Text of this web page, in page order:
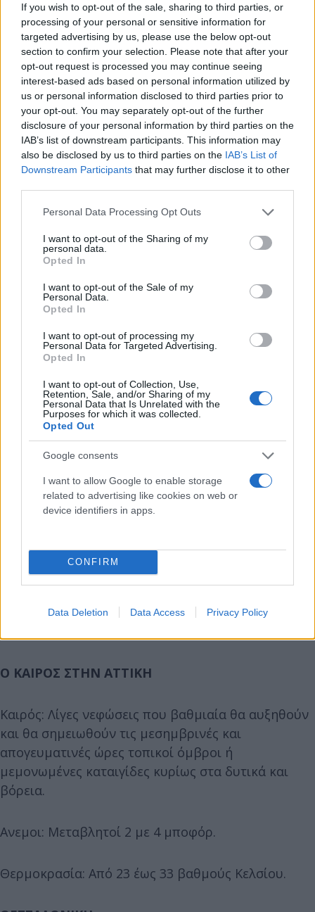
If you wish to opt-out of the sale, sharing to third parties, or
processing of your personal or sensitive information for
targeted advertising by us, please use the below opt-out
section to confirm your selection. Please note that after your
opt-out request is processed you may continue seeing
interest-based ads based on personal information utilized by
us or personal information disclosed to third parties prior to
your opt-out. You may separately opt-out of the further
disclosure of your personal information by third parties on the
IAB’s list of downstream participants. This information may
also be disclosed by us to third parties on the IAB’s List of
Downstream Participants that may further disclose it to other
Please note that this website/app uses one or more Google
not limited to your visit or usage behaviour. You may click to
grant or deny consent to Google and its third-party tags to
use your data for below specified purposes in below Google
consent section.
Personal Data Processing Opt Outs
I want to opt-out of the Sharing of my
personal data.
Opted In
I want to opt-out of the Sale of my
Personal Data.
Opted In
I want to opt-out of processing my
Personal Data for Targeted Advertising.
Opted In
I want to opt-out of Collection, Use,
Retention, Sale, and/or Sharing of my
Personal Data that Is Unrelated with the
Purposes for which it was collected.
Opted Out
Google consents
I want to allow Google to enable storage
related to advertising like cookies on web or
device identifiers in apps.
CONFIRM
Data Deletion Data Access Privacy Policy
Θερμοκρασία: Από 23 έως 33 βαθμούς Κελσίου.
ΚΥΚΛΑΔΕΣ, ΚΡΗΤΗ
Καιρός: Λίγες νεφώσεις οι οποίες στην Κρήτη τις
μεσημβρινές απογευματινές ώρες θα αυξηθούν και
θα σημειωθούν στα ορεινά τοπικοί όμβροι.
Θερμοκρασία: Από 24 έως 31 βαθμούς Κελσίου.
ΝΗΣΙΑ ΑΝΑΤΟΛΙΚΟΥ ΑΙΓΑΙΟΥ - ΔΩΔΕΚΑΝΗΣΑ
Ανεμοι: Βόρειοι βορειοδυτικοί 3 με 5 και στα νότια
δυτικοί 3 με 4 μποφόρ.
Θερμοκρασία: Από 24 έως 31 βαθμούς Κελσίου.
Καιρός: Λίγες νεφώσεις που βαθμιαία θα αυξηθούν
Το βράδυ τα φαινόμενα θα σταματήσουν.
Ανεμοι: Βόρειοι 3 με 4 μποφόρ.
Ο ΚΑΙΡΟΣ ΣΤΗΝ ΑΤΤΙΚΗ
Καιρός: Λίγες νεφώσεις που βαθμιαία θα αυξηθούν
και θα σημειωθούν τις μεσημβρινές και
απογευματινές ώρες τοπικοί όμβροι ή
μεμονωμένες καταιγίδες κυρίως στα δυτικά και
βόρεια.
Ανεμοι: Μεταβλητοί 2 με 4 μποφόρ.
Θερμοκρασία: Από 23 έως 33 βαθμούς Κελσίου.